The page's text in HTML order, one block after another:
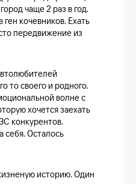
чаще 2 раз в год.
кочевников. Ехать
передвижение из
то своего и родного.
волне с
хочется заехать
конкурентов.
себя. Осталось
историю. Один